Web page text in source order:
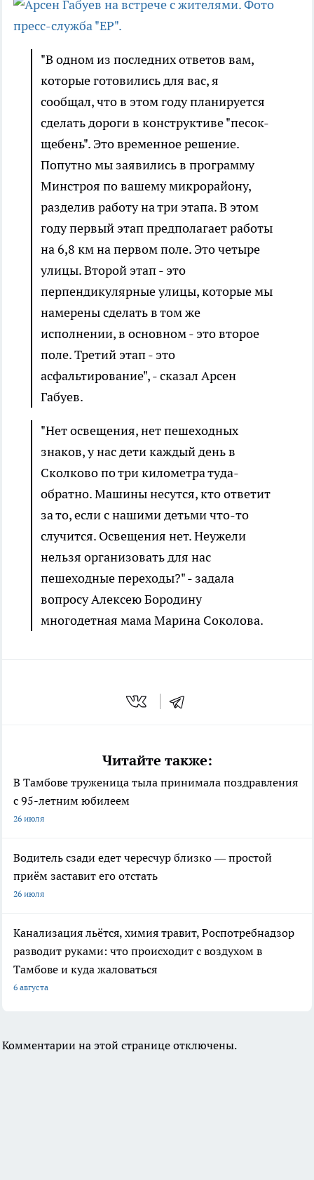
"В одном из последних ответов вам,
которые готовились для вас, я
сообщал, что в этом году планируется
сделать дороги в конструктиве "песок-
щебень". Это временное решение.
Попутно мы заявились в программу
Минстроя по вашему микрорайону,
разделив работу на три этапа. В этом
году первый этап предполагает работы
на 6,8 км на первом поле. Это четыре
улицы. Второй этап - это
перпендикулярные улицы, которые мы
намерены сделать в том же
исполнении, в основном - это второе
поле. Третий этап - это
асфальтирование", - сказал Арсен
Габуев.
"Нет освещения, нет пешеходных
знаков, у нас дети каждый день в
Сколково по три километра туда-
обратно. Машины несутся, кто ответит
за то, если с нашими детьми что-то
случится. Освещения нет. Неужели
нельзя организовать для нас
пешеходные переходы?" - задала
вопросу Алексею Бородину
многодетная мама Марина Соколова.
Читайте также:
В Тамбове труженица тыла принимала поздравления
с 95-летним юбилеем
26 июля
Водитель сзади едет чересчур близко — простой
приём заставит его отстать
26 июля
Канализация льётся, химия травит, Роспотребнадзор
разводит руками: что происходит с воздухом в
Тамбове и куда жаловаться
6 августа
Комментарии на этой странице отключены.